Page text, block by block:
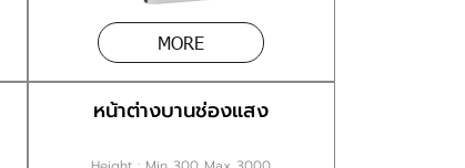
MORE
หน้าต่างบานช่องแสง